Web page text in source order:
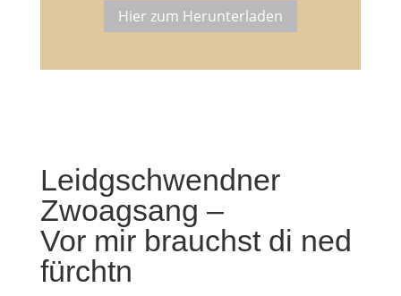
Hier zum Herunterladen
Leidgschwendner
Zwoagsang –
Vor mir brauchst di ned
fürchtn